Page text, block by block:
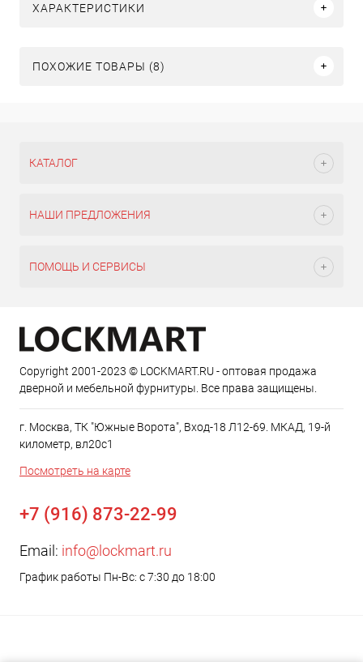
ХАРАКТЕРИСТИКИ
ПОХОЖИЕ ТОВАРЫ (8)
КАТАЛОГ
НАШИ ПРЕДЛОЖЕНИЯ
ПОМОЩЬ И СЕРВИСЫ
Copyright 2001-2023 © LOCKMART.RU - оптовая продажа
дверной и мебельной фурнитуры. Все права защищены.
г. Москва, ТК "Южные Ворота", Вход-18 Л12-69. МКАД, 19-й
километр, вл20с1
Посмотреть на карте
+7 (916) 873-22-99
Email: info@lockmart.ru
График работы Пн-Вс: с 7:30 до 18:00